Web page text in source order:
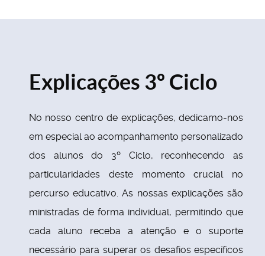
Explicações 3º Ciclo
No nosso centro de explicações, dedicamo-nos
em especial ao acompanhamento personalizado
dos alunos do 3º Ciclo, reconhecendo as
particularidades deste momento crucial no
percurso educativo. As nossas explicações são
ministradas de forma individual, permitindo que
cada aluno receba a atenção e o suporte
necessário para superar os desafios específicos